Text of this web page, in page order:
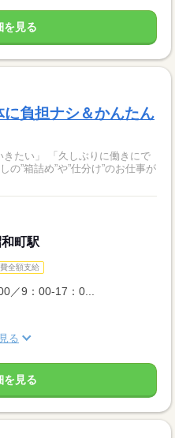
を見る
負担ナシ＆かんたん
きたい」 「久しぶりに働きにで
町駅
全額支給
／9：00-17：0...
る
を見る